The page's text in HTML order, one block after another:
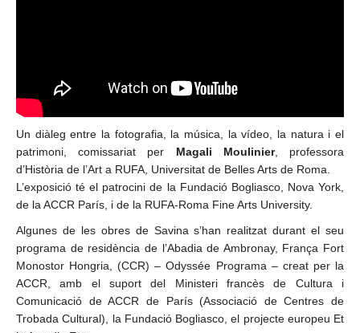
Un diàleg entre la fotografia, la música, la vídeo, la natura i el
patrimoni, comissariat per Magali Moulinier, professora
d’Història de l’Art a RUFA, Universitat de Belles Arts de Roma.
L’exposició té el patrocini de la Fundació Bogliasco, Nova York,
de la ACCR París, i de la RUFA-Roma Fine Arts University.
Algunes de les obres de Savina s’han realitzat durant el seu
programa de residència de l’Abadia de Ambronay, França Fort
Monostor Hongria, (CCR) – Odyssée Programa – creat per la
ACCR, amb el suport del Ministeri francès de Cultura i
Comunicació de ACCR de París (Associació de Centres de
Trobada Cultural), la Fundació Bogliasco, el projecte europeu Et